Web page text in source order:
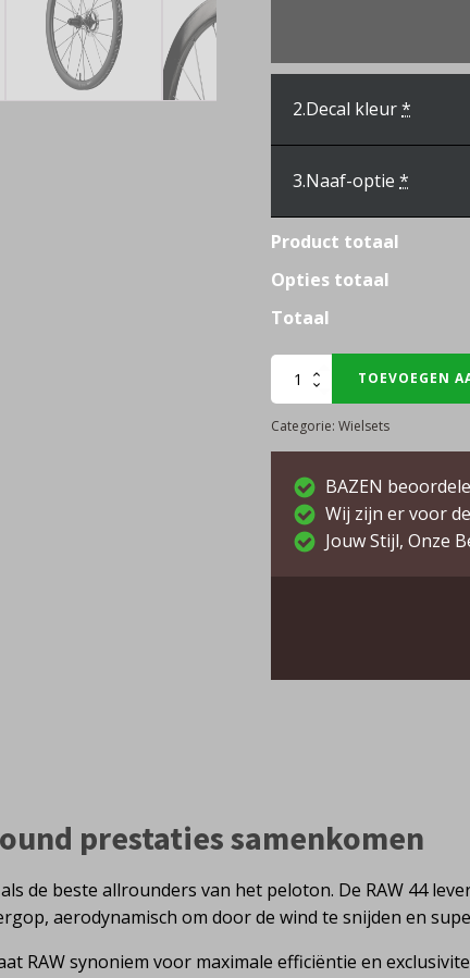
2.Decal kleur*
3.Naaf-optie *
Product totaal
Opties totaal
Totaal
FFWD
RAW44
aantal
TOEVOEGEN
Categorie: Wielsets
BAZEN
Wij zijn er voor
Jouw Stijl, Onze
prestaties samenkomen
de beste allrounders van het peloton. De RAW 44
aerodynamisch om door de wind te snijden en
RAW synoniem voor maximale efficiëntie en